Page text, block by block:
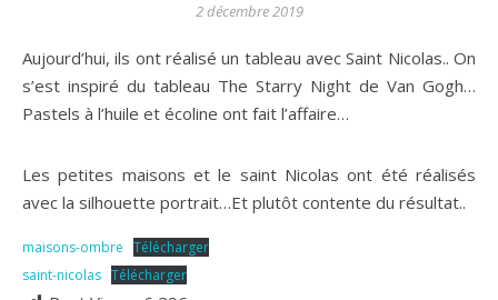
2 décembre 2019
Aujourd’hui, ils ont réalisé un tableau avec Saint Nicolas.. On
s’est inspiré du tableau The Starry Night de Van Gogh…
Pastels à l’huile et écoline ont fait l’affaire…
Les petites maisons et le saint Nicolas ont été réalisés
avec la silhouette portrait…Et plutôt contente du résultat..
maisons-ombre Télécharger
saint-nicolas Télécharger